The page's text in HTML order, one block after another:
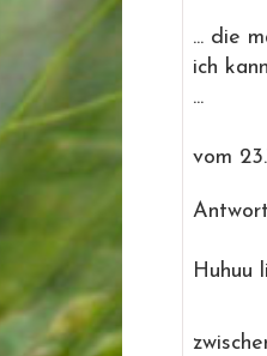
... die
ich
...
vom
Huhuu